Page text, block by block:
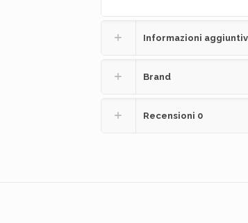
Informazioni
Brand
Recensioni 0